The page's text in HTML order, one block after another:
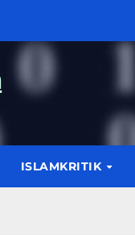
ISLAMKRITIK